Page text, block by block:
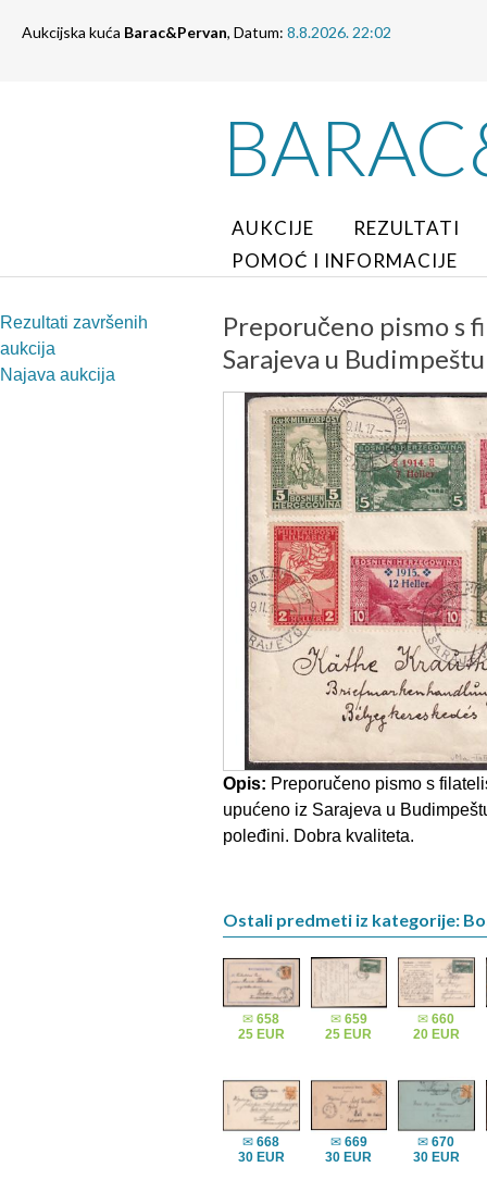
Aukcijska kuća Barac&Pervan, Datum: 8.8.2026. 22:02
AUKCIJE
REZULTATI
POMOĆ I INFORMACIJE
Rezultati završenih
aukcija
Najava aukcija
Preporučeno pismo s
Sarajeva u
Opis: Preporučeno pismo s
upućeno iz Sarajeva u
poleđini. Dobra kvaliteta.
Ostali predmeti iz kategorije:
✉658
25 EUR
✉ 659
25 EUR
✉660
20 EUR
✉668
30 EUR
✉ 669
30 EUR
✉670
30 EUR